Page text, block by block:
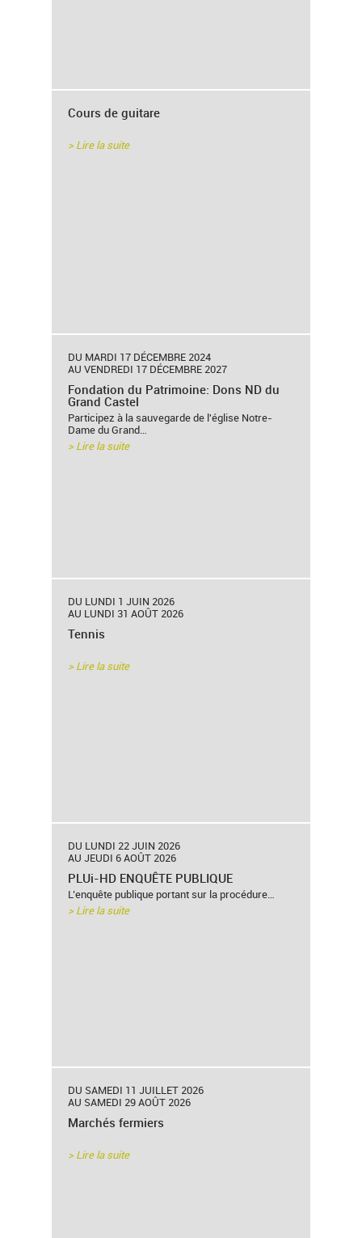
Cours de guitare
> Lire la suite
DU MARDI 17 DÉCEMBRE 2024
AU VENDREDI 17 DÉCEMBRE 2027
Fondation du Patrimoine: Dons ND du
Grand Castel
Participez à la sauvegarde de l'église Notre-
Dame du Grand…
> Lire la suite
DU LUNDI 1 JUIN 2026
AU LUNDI 31 AOÛT 2026
Tennis
> Lire la suite
DU LUNDI 22 JUIN 2026
AU JEUDI 6 AOÛT 2026
PLUi-HD ENQUÊTE PUBLIQUE
L’enquête publique portant sur la procédure…
> Lire la suite
DU SAMEDI 11 JUILLET 2026
AU SAMEDI 29 AOÛT 2026
Marchés fermiers
> Lire la suite